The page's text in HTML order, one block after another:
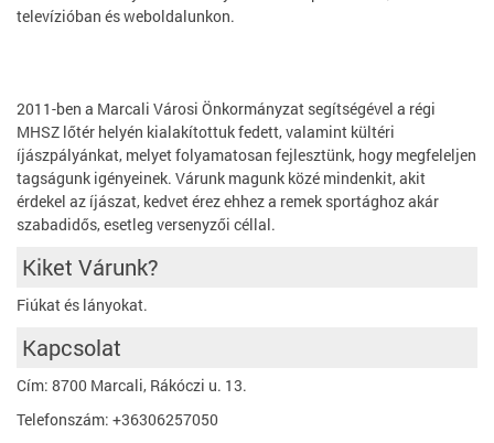
televízióban és weboldalunkon.
2011-ben a Marcali Városi Önkormányzat segítségével a régi
MHSZ lőtér helyén kialakítottuk fedett, valamint kültéri
íjászpályánkat, melyet folyamatosan fejlesztünk, hogy megfeleljen
tagságunk igényeinek. Várunk magunk közé mindenkit, akit
érdekel az íjászat, kedvet érez ehhez a remek sportághoz akár
szabadidős, esetleg versenyzői céllal.
Kiket Várunk?
Fiúkat és lányokat.
Kapcsolat
Cím: 8700 Marcali, Rákóczi u. 13.
Telefonszám: +36306257050